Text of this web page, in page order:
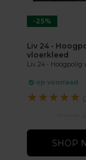
-25%
Liv 24 -
vloerkleed
Liv 24 - Hoogpolig
op voorraad
★★★★★
SHOP